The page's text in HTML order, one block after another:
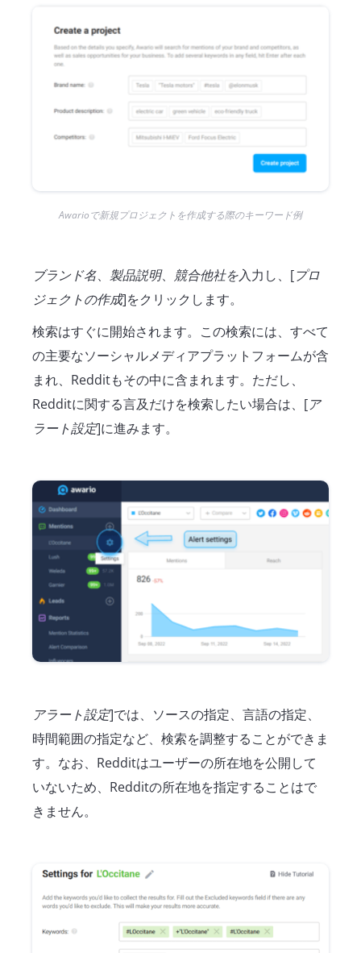
Awarioで新規プロジェクトを作成する際のキーワード例
ブランド名、 製品説明、 競合他社を入力し、[プロ
ジェクトの作成]をクリックします。
検索はすぐに開始されます。この検索には、すべて
の主要なソーシャルメディアプラットフォームが含
まれ、Redditもその中に含まれます。ただし、
Redditに関する言及だけを検索したい場合は、[ア
ラート設定]に進みます。
アラート設定]では、ソースの指定、言語の指定、
時間範囲の指定など、検索を調整することができま
す。なお、Redditはユーザーの所在地を公開して
いないため、Redditの所在地を指定することはで
きません。